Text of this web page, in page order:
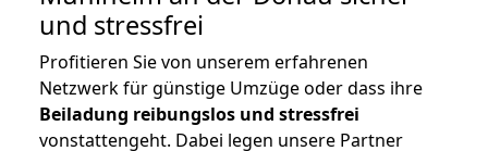
und stressfrei
Profitieren Sie von unserem erfahrenen
Netzwerk für günstige Umzüge oder dass ihre
Beiladung reibungslos und stressfrei
vonstattengeht. Dabei legen unsere Partner